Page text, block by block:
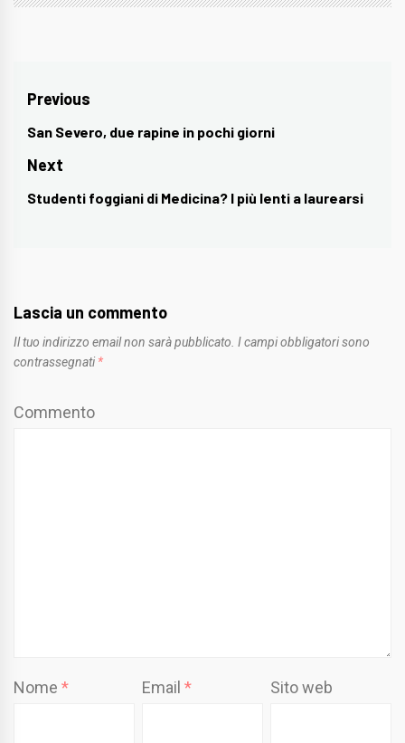
Navigazione
articoli
Previous
Previous
post:
San Severo, due rapine in pochi giorni
Next
Next
Studenti foggiani di Medicina? I più lenti a laurearsi
Lascia un commento
Il tuo indirizzo email non sarà pubblicato. I campi obbligatori sono
contrassegnati *
Commento
Nome * Email* Sito web